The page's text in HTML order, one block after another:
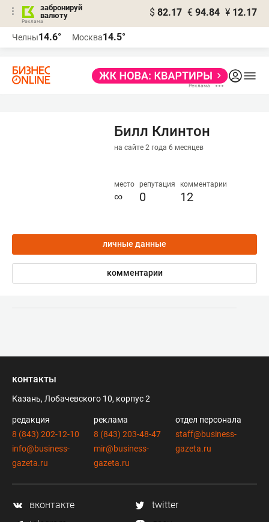
забронируй
валюту
$ 82.17 € 94.84 ¥ 12.17
Челны14.6° Москва14.5°
Билл Клинтон
на сайте 2 года 6 месяцев
место
∞
репутация
0
комментарии
12
личные данные
комментарии
контакты
Казань, Лобачевского 10, корпус 2
редакция
8 (843) 202-12-10
info@business-
gazeta.ru
реклама
8 (843) 203-48-47
mir@business-
gazeta.ru
отдел персонала
staff@business-
gazeta.ru
вконтакте
twitter